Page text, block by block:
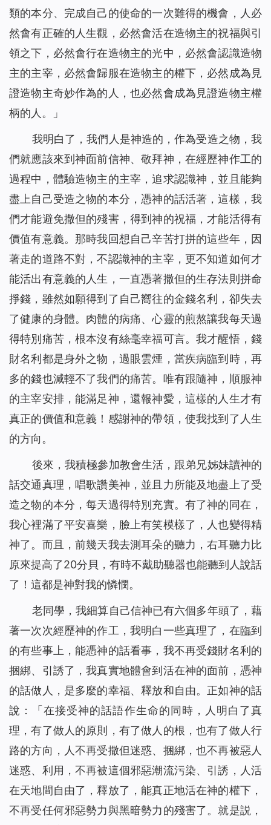
類的本分、完成自己的使命的一次難得的機會，人必
然會有正確的人生觀，必然會活在造物主的祝福與引
領之下，必然會行在造物主的光中，必然會認識造物
主的主宰，必然會歸服在造物主的權下，必然成為見
證造物主奇妙作為的人，也必然會成為見證造物主權
柄的人。
」
我明白了，我們人是神造的，作為受造之物，我
們就應該來到神面前信神、敬拜神，在經歷神作工的
過程中，體驗造物主的主宰，追求認識神，並且能夠
盡上自己受造之物的本分，憑神的話活著，這樣，我
們才能避免撒但的殘害，得到神的祝福，才能活得有
價值有意義。那時我回想自己辛苦打拼的這些年，因
著走的道路不對，不認識神的主宰，更不知道如何才
能活出有意義的人生，一直憑著撒但的生存法則拼命
掙錢，雖然如願得到了自己嚮往的金錢名利，卻失去
了健康的身體。肉體的病痛、心靈的煎熬讓我每天過
得特別痛苦，根本沒有絲毫幸福可言。我才醒悟，錢
財名利都是身外之物，過眼雲煙，當疾病臨到時，再
多的錢也減輕不了我們的痛苦。唯有跟隨神，順服神
的主宰安排，能滿足神，還報神愛，這樣的人生才有
真正的價值和意義！感謝神的帶領，使我找到了人生
的方向。
後來，我積極參加教會生活，跟弟兄姊妹讀神的
話交通真理，唱歌讚美神，並且力所能及地盡上了受
造之物的本分，每天過得特別充實。有了神的同在，
我心裡滿了平安喜樂，臉上有笑模樣了，人也變得精
神了。而且，前幾天我去測耳朵的聽力，右耳聽力比
原來提高了20分貝，有時不戴助聽器也能聽到人說話
了！這都是神對我的憐憫。
老同學，我細算自己信神已有六個多年頭了，藉
著一次次經歷神的作工，我明白一些真理了，在臨到
的有些事上，能憑神的話看事，我不再受錢財名利的
捆綁、引誘了，我真實地體會到活在神的面前，憑神
的話做人，是多麼的幸福、釋放和自由。正如神的話
說：
「在接受神的話語作生命的同時，人明白了真
理，有了做人的原則，有了做人的根，也有了做人行
路的方向，人不再受撒但迷惑、捆綁，也不再被惡人
迷惑、利用，不再被這個邪惡潮流污染、引誘，人活
在天地間自由了，釋放了，能真正地活在神的權下，
不再受任何邪惡勢力與黑暗勢力的殘害了。就是説，